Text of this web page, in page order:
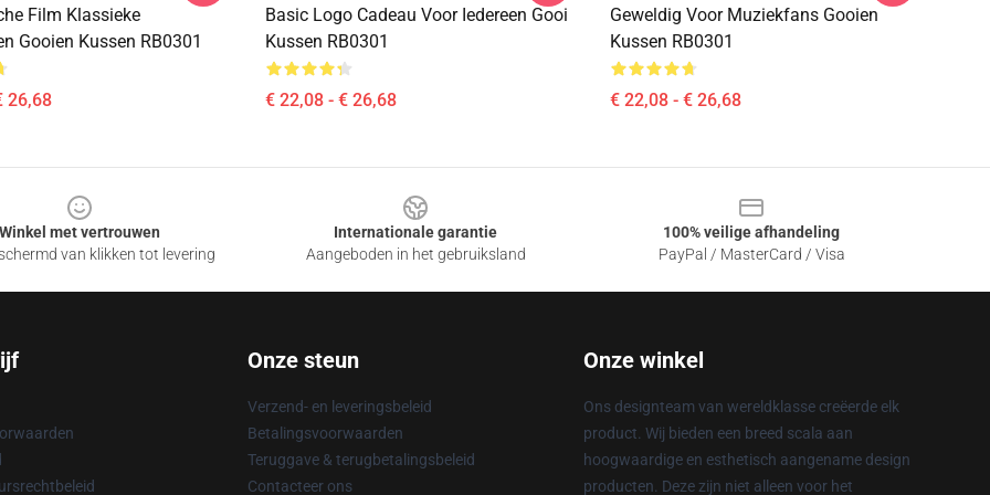
Film Klassieke
Gooien Kussen RB0301
26,68
Basic Logo Cadeau Voor Iedereen Gooi
Kussen RB0301
€ 22,08 - € 26,68
Geweldig Voor Muziekfans Gooien
Kussen RB0301
€ 22,08 - € 26,68
Winkel met vertrouwen
van klikken tot levering
Internationale garantie
Aangeboden in het gebruiksland
100% veilige afhandeling
PayPal / MasterCard / Visa
Onze steun
Verzend- en leveringsbeleid
Betalingsvoorwaarden
Teruggave & terugbetalingsbeleid
Contacteer ons
Onze winkel
Ons designteam van wereldklasse creëerde elk
product. Wij bieden een breed scala aan
hoogwaardige en esthetisch aangename design
producten. Deze zijn niet alleen voor het